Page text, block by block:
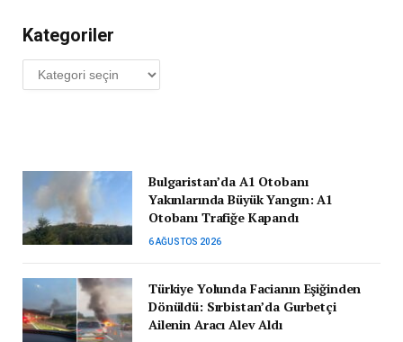
Kategoriler
Kategoriler
Bulgaristan’da A1 Otobanı
Yakınlarında Büyük Yangın: A1
Otobanı Trafiğe Kapandı
6 AĞUSTOS 2026
Türkiye Yolunda Facianın Eşiğinden
Dönüldü: Sırbistan’da Gurbetçi
Ailenin Aracı Alev Aldı